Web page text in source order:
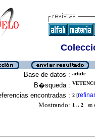
Base de datos : article
B�squeda :
encontradas : 2 [refinar
Mostrando: 1 .. 2 en